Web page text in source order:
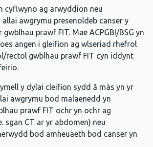
cyflwyno ag arwyddion neu
awgrymu presenoldeb canser y
gwblhau prawf FIT. Mae ACPGBI/BSG yn
angen i gleifion ag wlseriad rhefrol
rectol gwblhau prawf FIT cyn iddynt
y dylai cleifion sydd â màs yn yr
awgrymu bod malaenedd yn
prawf FIT ochr yn ochr ag
sgan CT ar yr abdomen) neu
bod amheuaeth bod canser yn